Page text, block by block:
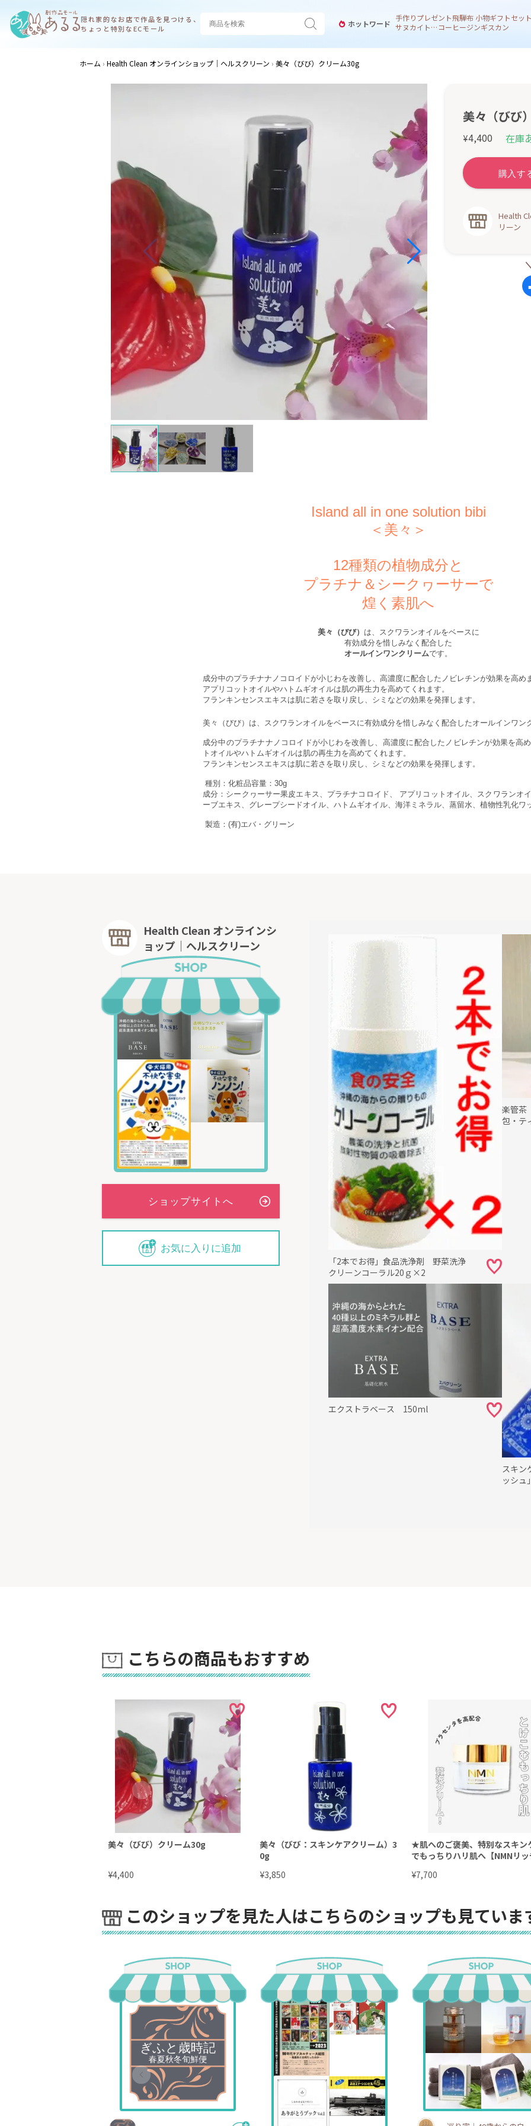
隠れ家的なお店で作品を見つける、
ちょっと特別なECモール
ホットワード
手作りプレゼント飛騨布 小物ギフトセッ
サヌカイト 風鈴コーヒージンギスカン
ホーム Health Clean オンラインショップ｜ヘルスクリーン 美々（びび）クリーム30g
美々（びび
¥4,400 在庫
Health
リーン
Island all in one solution bibi
＜美々＞
12種類の植物成分と
プラチナ＆シークヮーサーで
煌く素肌へ
美々（びび） は、スクワランオイルをベースに
有効成分を惜しみなく配合した
オールインワンクリームです。
成分中のプラチナナノコロイドが小じわを改善し、高濃度に配合したノビレチンが効果を高め
アプリコットオイルやハトムギオイルは肌の再生力を高めてくれます。
フランキンセンスエキスは肌に若さを取り戻し、シミなどの効果を発揮します。
美々（びび）は、スクワランオイルをベースに有効成分を惜しみなく配合したオールインワン
成分中のプラチナナノコロイドが小じわを改善し、高濃度に配合したノビレチンが効果を高
トオイルやハトムギオイルは肌の再生力を高めてくれます。
フランキンセンスエキスは肌に若さを取り戻し、シミなどの効果を発揮します。
種別：化粧品容量：30g
成分：シークヮーサー果皮エキス、プラチナコロイド、 アプリコットオイル、スクワランオ
ーブエキス、グレープシードオイル、ハトムギオイル、海洋ミネラル、蒸留水、植物性乳化ワ
製造：(有)エバ・グリーン
Health Clean オンラインシ
ョップ｜ヘルスクリーン
お気に入りに追加
「2本でお得」食品洗浄剤 野菜洗浄
クリーンコーラル20ｇ×2
楽管茶
包・テ
エクストラベース 150ml
スキン
ッシ
こちらの商品もおすすめ
美々（びび）クリーム30g
¥4,400
美々（びび：スキンケアクリーム）3
0g
¥3,850
★肌へのご褒美、特別なスキン
でもっちりハリ肌へ【NMNリ
ランドゥシー・メディカル）
¥7,700
このショップを見た人はこちらのショップも見ていま